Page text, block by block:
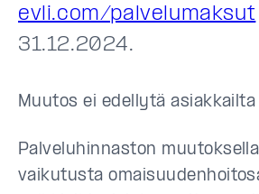
evli.com/palvelumaksut
31.12.2024.
Muutos ei edellytä
Palveluhinnaston
vaikutusta